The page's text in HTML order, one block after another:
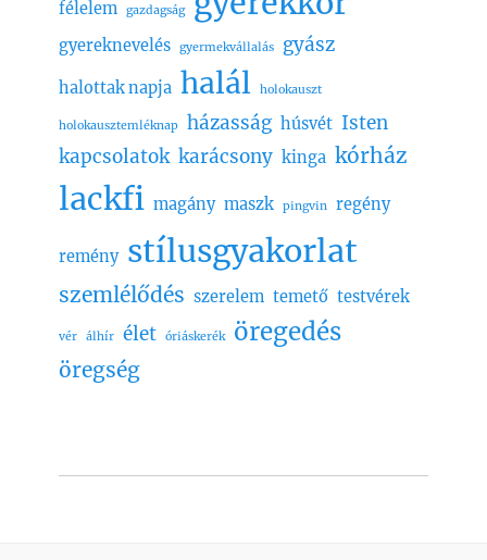
félelem gazdagság
gyereknevelés gyermekvállalás gyász
halottak napja halál holokauszt
holokausztemléknap házasság húsvét Isten
kapcsolatok karácsony kinga kórház
lackfi magány maszk pingvin regény
remény stílusgyakorlat
szemlélődés szerelem temető testvérek
vér álhír élet óriáskerék öregedés
öregség